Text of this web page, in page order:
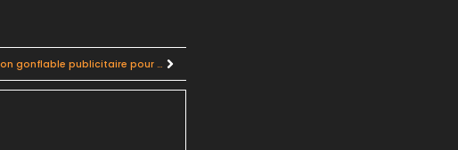
Maximiser votre visibilité : la taille optimale d’un ballon gonflable publicitaire pour votre entreprise